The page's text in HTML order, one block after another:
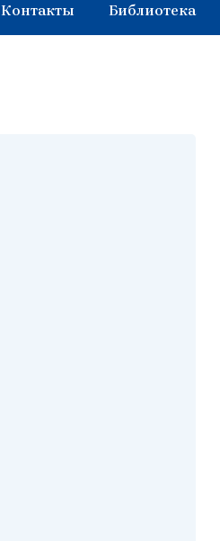
Контакты Библиотека